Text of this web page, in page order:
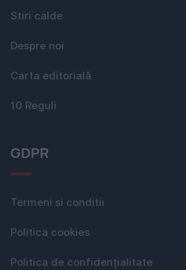
Stiri calde
Despre noi
Carta editorială
10 Reguli
GDPR
Termeni si conditii
Politica cookies
Politica de confidențialitate